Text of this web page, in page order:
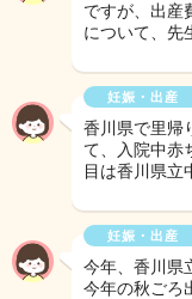
ですが、出産
について、先
妊娠・出産
香川県で里帰
て、入院中赤
目は香川県立
妊娠・出産
今年、香川県
今年の秋ごろ